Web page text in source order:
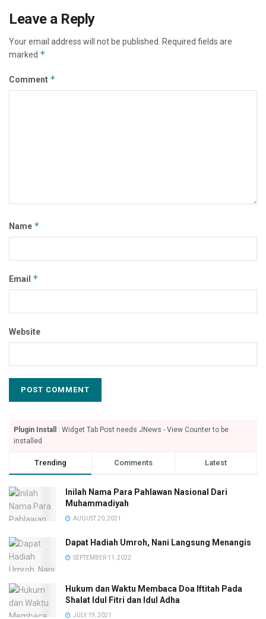
Leave a Reply
Your email address will not be published. Required fields are
marked *
Comment *
Name *
Email *
Website
Plugin Install
: Widget Tab Post needs JNews - View Counter to be
installed
Trending Comments Latest
Inilah Nama Para Pahlawan Nasional Dari
Muhammadiyah
AUGUST 20, 2021
Dapat Hadiah Umroh, Nani Langsung Menangis
SEPTEMBER 11, 2022
Hukum dan Waktu Membaca Doa Iftitah Pada
Shalat Idul Fitri dan Idul Adha
JULY 19, 2021